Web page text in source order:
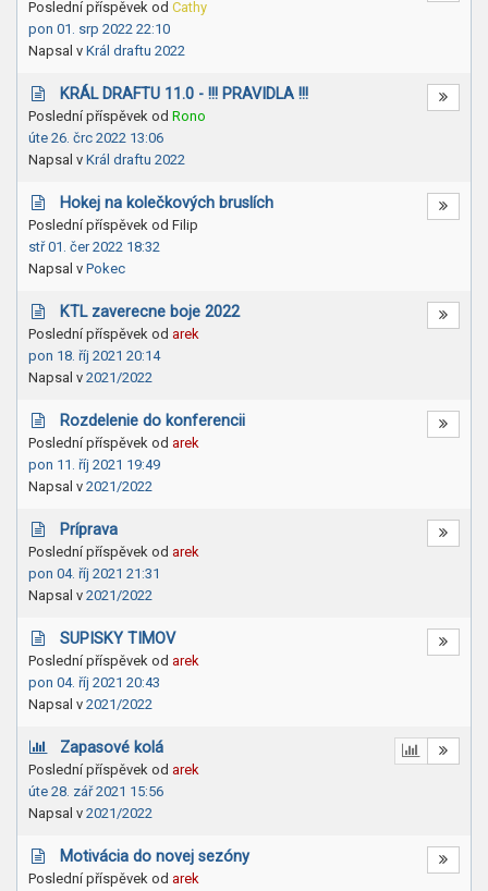
Poslední příspěvek od Cathy
pon 01. srp 2022 22:10
Napsal v Král draftu 2022
KRÁL DRAFTU 11.0 - !!! PRAVIDLA !!!
Poslední příspěvek od Rono
úte 26. črc 2022 13:06
Napsal v Král draftu 2022
Hokej na kolečkových bruslích
Poslední příspěvek od Filip
stř 01. čer 2022 18:32
Napsal v Pokec
KTL zaverecne boje 2022
Poslední příspěvek od arek
pon 18. říj 2021 20:14
Napsal v 2021/2022
Rozdelenie do konferencii
Poslední příspěvek od arek
pon 11. říj 2021 19:49
Napsal v 2021/2022
Príprava
Poslední příspěvek od arek
pon 04. říj 2021 21:31
Napsal v 2021/2022
SUPISKY TIMOV
Poslední příspěvek od arek
pon 04. říj 2021 20:43
Napsal v 2021/2022
Zapasové kolá
Poslední příspěvek od arek
úte 28. zář 2021 15:56
Napsal v 2021/2022
Motivácia do novej sezóny
Poslední příspěvek od arek